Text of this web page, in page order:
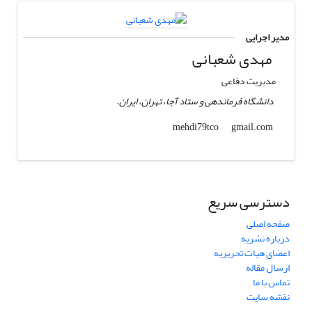
مدیر اجرایی
مهدی شعبانی
مدیریت دفاعی
دانشگاه فرماندهی و ستاد آجا، تهران، ایران.
mehdi79tco
gmail.com
دسترسی سریع
صفحه اصلی
درباره نشریه
اعضای هیات تحریریه
ارسال مقاله
تماس با ما
نقشه سایت